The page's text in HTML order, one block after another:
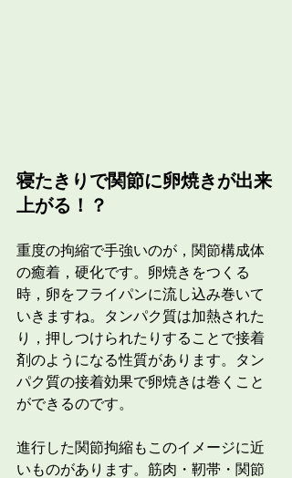
寝たきりで関節に卵焼きが出来
上がる！？
重度の拘縮で手強いのが，関節構成体
の癒着，硬化です。卵焼きをつくる
時，卵をフライパンに流し込み巻いて
いきますね。タンパク質は加熱された
り，押しつけられたりすることで接着
剤のようになる性質があります。タン
パク質の接着効果で卵焼きは巻くこと
ができるのです。
進行した関節拘縮もこのイメージに近
いものがあります。筋肉・靭帯・関節